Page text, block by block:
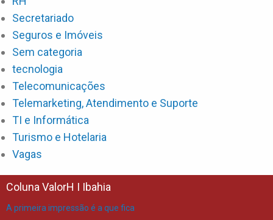
Secretariado
Seguros e Imóveis
Sem categoria
tecnologia
Telecomunicações
Telemarketing, Atendimento e Suporte
TI e Informática
Turismo e Hotelaria
Vagas
Coluna ValorH I Ibahia
A primeira impressão é a que fica